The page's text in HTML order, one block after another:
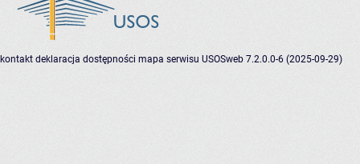
kontakt deklaracja dostępności mapa serwisu USOSweb 7.2.0.0-6 (2025-09-29)